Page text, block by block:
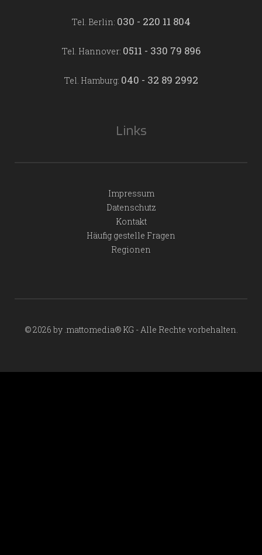
Tel. Berlin: 030 - 220 11 804
Tel. Hannover: 0511 - 330 79 896
Tel. Hamburg: 040 - 32 89 2992
Links
Impressum
Datenschutz
Kontakt
Häufig gestelle Fragen
Regionen
© 2026 by .mattomedia® KG - Alle Rechte vorbehalten.